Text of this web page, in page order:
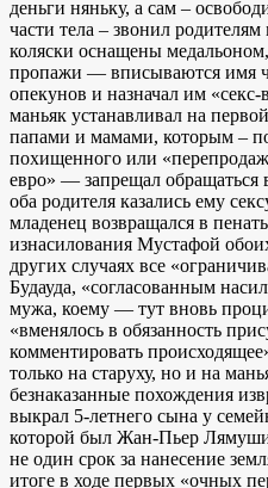
деньги няньку, а сам –
части тела – звонил
коляски оснащены
пропажи — вписываются имя
опекунов и назначал им
маньяк устанавливал на
папами и мамами, которым –
похищенного или
евро» — запрещал
оба родителя казались ему
младенец возвращался в
изнасилования Мустафой
других случаях все
Будауда, «согласованным
мужа, коему — тут вновь
«вменялось в обязанность
комментировать
только на старуху, но и на
безнаказанные похождения
выкрал 5-летнего сына у
которой был Жан-Пьер
не один срок за нанесение
итоге в ходе первых «очных